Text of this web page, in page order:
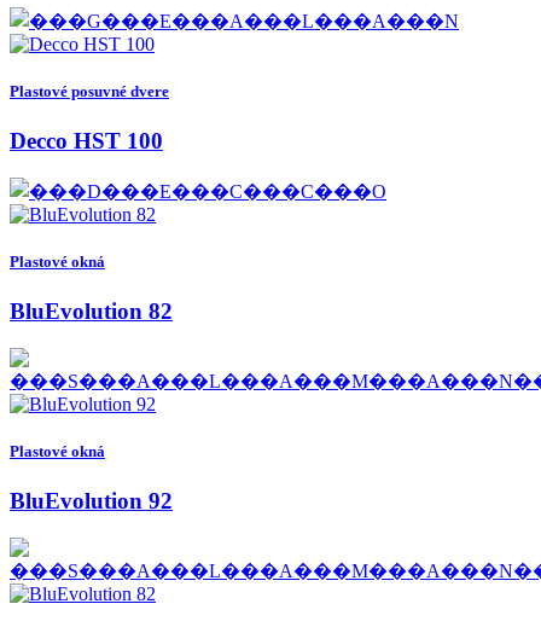
Plastové posuvné dvere
Decco HST 100
Plastové okná
BluEvolution 82
Plastové okná
BluEvolution 92